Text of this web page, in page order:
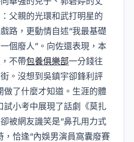
父親的光環和武打明星的
路，更動情自述“我最基礎
個廢人”。向佐還表現，本
不帶包養俱樂部一分錢往
。沒想到吳鎮宇卻鋒利評
做了什麼才知道。生涯的體
試小考中展現了話劇《莫扎
被網友譏笑是“鼻孔用力式
，恰逢“內娛男演員窩囊廢賽